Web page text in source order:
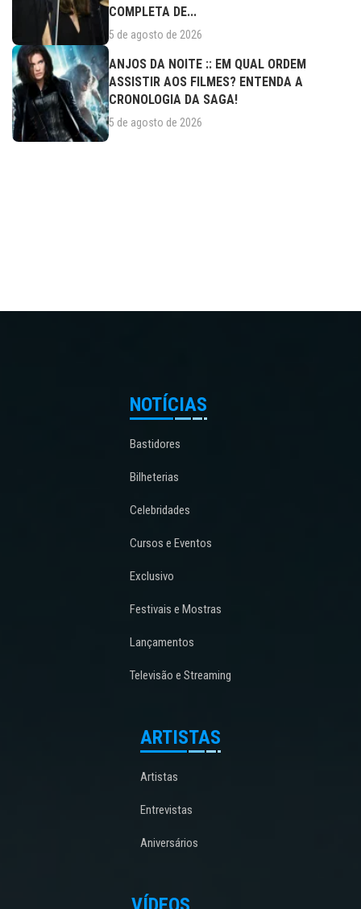
COMPLETA DE...
5 de agosto de 2026
ANJOS DA NOITE :: EM QUAL ORDEM
ASSISTIR AOS FILMES? ENTENDA A
CRONOLOGIA DA SAGA!
5 de agosto de 2026
NOTÍCIAS
Bastidores
Bilheterias
Celebridades
Cursos e Eventos
Exclusivo
Festivais e Mostras
Lançamentos
Televisão e Streaming
ARTISTAS
Artistas
Entrevistas
Aniversários